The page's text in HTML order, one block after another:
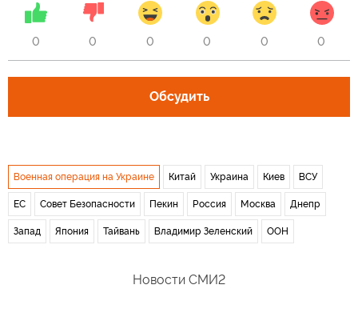
0 0 0 0 0 0
Обсудить
Военная операция на Украине Китай Украина Киев ВСУ
ЕС Совет Безопасности Пекин Россия Москва Днепр
Запад Япония Тайвань Владимир Зеленский ООН
Новости СМИ2